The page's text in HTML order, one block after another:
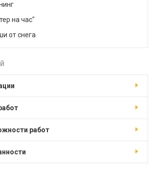
на час"
от снега
работ